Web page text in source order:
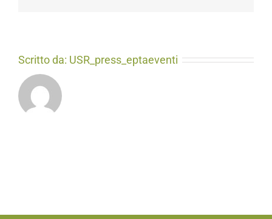
Scritto da: USR_press_eptaeventi